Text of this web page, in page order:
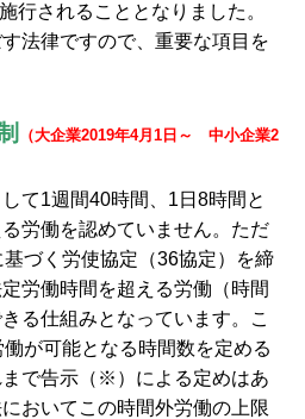
行されることとなりました。
法律ですので、重要な項目を
（大企業2019年4月1日～ 中小企業2
て1週間40時間、1日8時間と
労働を認めていません。ただ
づく労使協定（36協定）を締
労働時間を超える労働（時間
る仕組みとなっています。こ
が可能となる時間数を定める
で告示（※）による定めはあ
おいてこの時間外労働の上限